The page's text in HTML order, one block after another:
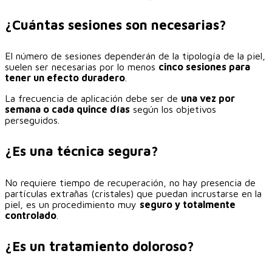
¿Cuántas sesiones son necesarias?
El número de sesiones dependerán de la tipología de la piel,
suelen ser necesarias por lo menos cinco sesiones para
tener un efecto duradero
La frecuencia de aplicación debe ser de una vez por
semana o cada quince días según los objetivos
perseguidos.
¿Es una técnica segura?
No requiere tiempo de recuperación, no hay presencia de
partículas extrañas (cristales) que puedan incrustarse en la
piel, es un procedimiento muy seguro y totalmente
controlado
¿Es un tratamiento doloroso?